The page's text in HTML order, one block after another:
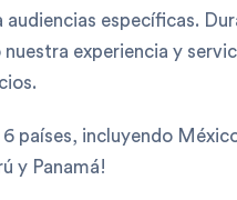
específicas.
experiencia y
6 países, incluyendo
y Panamá!